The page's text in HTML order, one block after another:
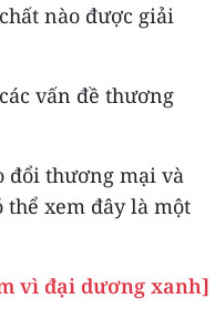
nào được giải
vấn đề thương
đổi thương mại và
thể xem đây là một
vì đại dương xanh]